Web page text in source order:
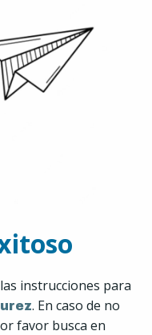
instrucciones para
. En caso de no
favor busca en